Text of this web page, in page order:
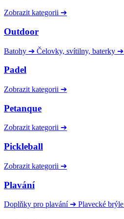
Zobrazit kategorii ➔
Outdoor
Batohy ➔ Čelovky, svítilny, baterky ➔
Padel
Zobrazit kategorii ➔
Petanque
Zobrazit kategorii ➔
Pickleball
Zobrazit kategorii ➔
Plavání
Doplňky pro plavání ➔ Plavecké brýle